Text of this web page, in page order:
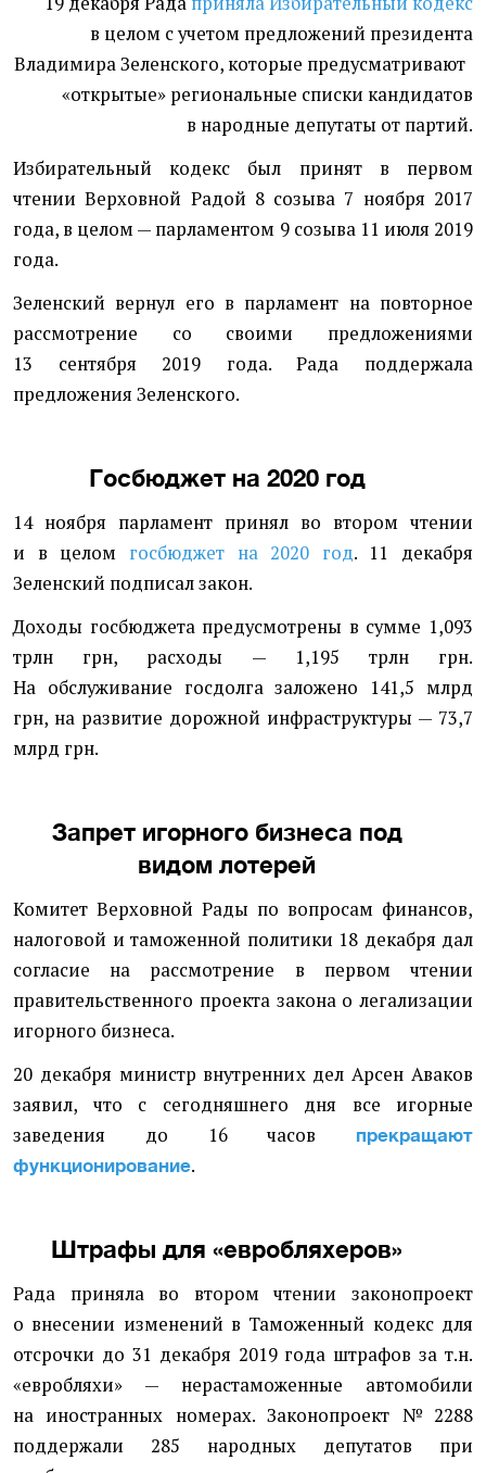
в целом с учетом предложений президента
Владимира Зеленского, которые предусматривают
«открытые» региональные списки кандидатов
в народные депутаты от партий.
Избирательный кодекс был принят в первом
чтении Верховной Радой 8 созыва 7 ноября 2017
года, в целом — парламентом 9 созыва 11 июля 2019
года.
Зеленский вернул его в парламент на повторное
рассмотрение со своими предложениями
13 сентября 2019 года. Рада поддержала
предложения Зеленского.
Госбюджет на 2020 год
14 ноября парламент принял во втором чтении
и в целом госбюджет на 2020 год. 11 декабря
Зеленский подписал закон.
Доходы госбюджета предусмотрены в сумме 1,093
трлн грн, расходы — 1,195 трлн грн.
На обслуживание госдолга заложено 141,5 млрд
грн, на развитие дорожной инфраструктуры — 73,7
млрд грн.
Запрет игорного бизнеса под
видом лотерей
Комитет Верховной Рады по вопросам финансов,
налоговой и таможенной политики 18 декабря дал
согласие на рассмотрение в первом чтении
правительственного проекта закона о легализации
игорного бизнеса.
20 декабря министр внутренних дел Арсен Аваков
заявил, что с сегодняшнего дня все игорные
заведения до 16 часов прекращают
функционирование.
Штрафы для «евробляхеров»
Рада приняла во втором чтении законопроект
о внесении изменений в Таможенный кодекс для
отсрочки до 31 декабря 2019 года штрафов за т.н.
«евробляхи» — нерастаможенные автомобили
на иностранных номерах. Законопроект № 2288
поддержали 285 народных депутатов при